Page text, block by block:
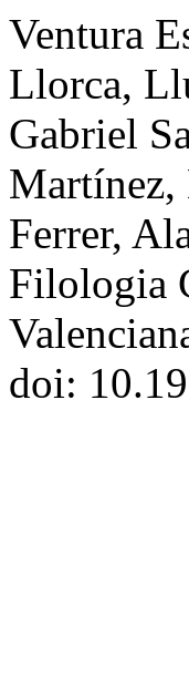
Ventura
Llorca,
Gabriel
Martínez,
Ferrer,
Filologia
doi: